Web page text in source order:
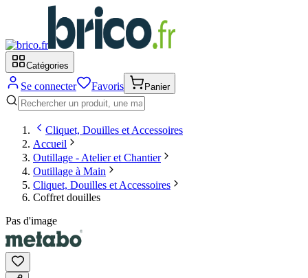
Catégories
Se connecter Favoris Panier
Cliquet, Douilles et Accessoires
Accueil
Outillage - Atelier et Chantier
Outillage à Main
Cliquet, Douilles et Accessoires
Coffret douilles
Pas d'image